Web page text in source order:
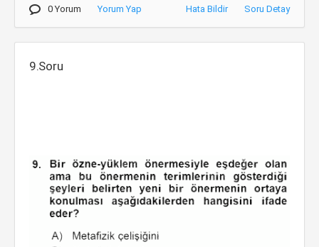
0 Yorum Yorum Yap Hata Bildir Soru Detay
9.Soru